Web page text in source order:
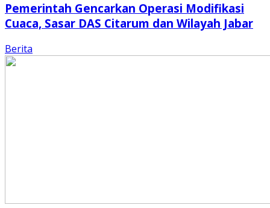
Pemerintah Gencarkan Operasi Modifikasi
Cuaca, Sasar DAS Citarum dan Wilayah Jabar
Berita